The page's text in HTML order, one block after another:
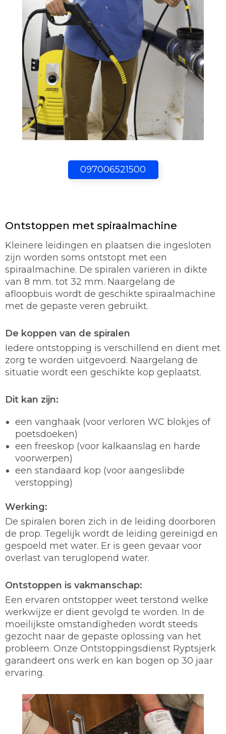
097006521500
Ontstoppen met spiraalmachine
Kleinere leidingen en plaatsen die ingesloten
zijn worden soms ontstopt met een
spiraalmachine. De spiralen variëren in dikte
van 8 mm. tot 32 mm. Naargelang de
afloopbuis wordt de geschikte spiraalmachine
met de gepaste veren gebruikt.
De koppen van de spiralen
Iedere ontstopping is verschillend en dient met
zorg te worden uitgevoerd. Naargelang de
situatie wordt een geschikte kop geplaatst.
Dit kan zijn:
een vanghaak (voor verloren WC blokjes of
poetsdoeken)
een freeskop (voor kalkaanslag en harde
voorwerpen)
een standaard kop (voor aangeslibde
verstopping)
Werking:
De spiralen boren zich in de leiding doorboren
de prop. Tegelijk wordt de leiding gereinigd en
gespoeld met water. Er is geen gevaar voor
overlast van teruglopend water.
Ontstoppen is vakmanschap:
Een ervaren ontstopper weet terstond welke
werkwijze er dient gevolgd te worden. In de
moeilijkste omstandigheden wordt steeds
gezocht naar de gepaste oplossing van het
probleem. Onze Ontstoppingsdienst Ryptsjerk
garandeert ons werk en kan bogen op 30 jaar
ervaring.